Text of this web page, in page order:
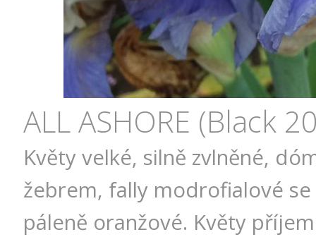
ALL ASHORE (Black
Květy velké, silně zvlněné,
žebrem, fally modrofialové
páleně oranžové. Květy